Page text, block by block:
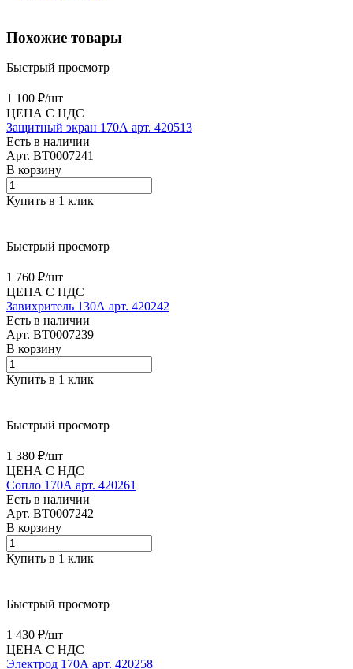
Похожие товары
Быстрый просмотр
1 100 ₽/шт
ЦЕНА С НДС
Защитный экран 170А арт. 420513
Есть в наличии
Арт. BT0007241
В корзину
Купить в 1 клик
Быстрый просмотр
1 760 ₽/шт
ЦЕНА С НДС
Завихритель 130А арт. 420242
Есть в наличии
Арт. BT0007239
В корзину
Купить в 1 клик
Быстрый просмотр
1 380 ₽/шт
ЦЕНА С НДС
Сопло 170А арт. 420261
Есть в наличии
Арт. BT0007242
В корзину
Купить в 1 клик
Быстрый просмотр
1 430 ₽/шт
ЦЕНА С НДС
Электрод 170А арт. 420258